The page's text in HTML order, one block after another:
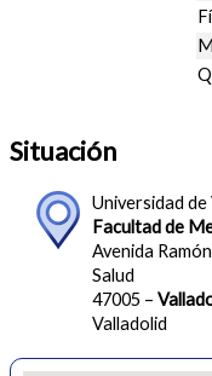
Situación
Universidad de
Facultad de
Avenida
Salud
47005 –
Valladolid